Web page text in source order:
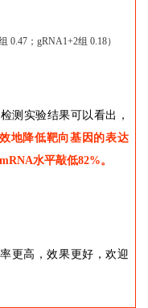
0.47；gRNA1+2组 0.18）
测实验结果可以看出，
地降低靶向基因的表达
水平敲低82%。
更高，效果更好，欢迎